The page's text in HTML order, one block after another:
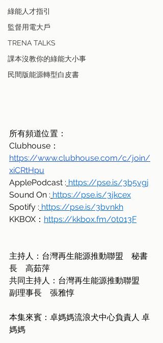
綠能人才指引
監督用電大戶
TRENA TALKS
課本沒教你的綠能大小事
民間版能源轉型白皮書
所有頻道位置：
Clubhouse：
https://www.clubhouse.com/c/join/
xiCRtHpu
ApplePodcast : https://pse.is/3b5vgj
Sound On : https://pse.is/3jkcex
Spotify : https://pse.is/3bvnkh
KKBOX： https://kkbox.fm/0t013F
主持人：台灣再生能源推動聯盟　秘書
長　高茹萍
共同主持人：台灣再生能源推動聯盟
副理事長　張雅惇
本集來賓：卓媽媽流浪犬中心負責人 卓
媽媽